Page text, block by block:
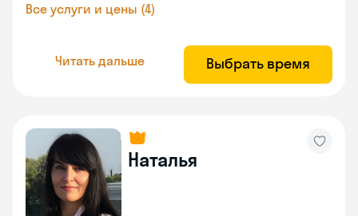
Все услуги и цены (4)
Читать дальше Выбрать время
Наталья